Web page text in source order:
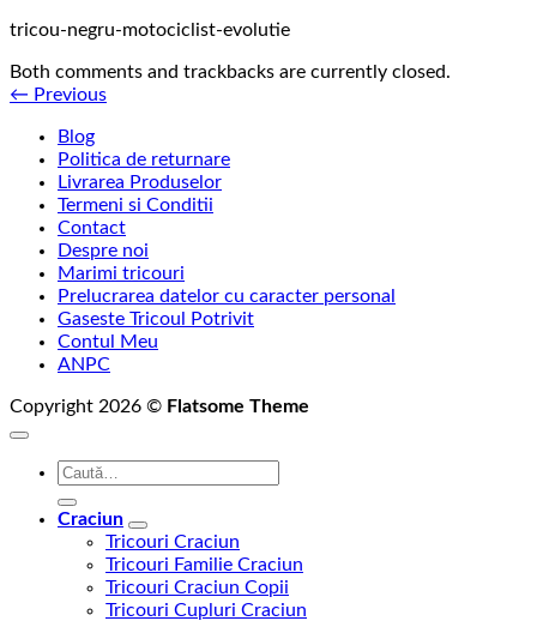
tricou-negru-motociclist-evolutie
Both comments and trackbacks are currently closed.
← Previous
Blog
Politica de returnare
Livrarea Produselor
Termeni si Conditii
Contact
Despre noi
Marimi tricouri
Prelucrarea datelor cu caracter personal
Gaseste Tricoul Potrivit
Contul Meu
ANPC
Copyright 2026 © Flatsome Theme
Caută
Craciun
Tricouri Craciun
Tricouri Familie Craciun
Tricouri Craciun Copii
Tricouri Cupluri Craciun